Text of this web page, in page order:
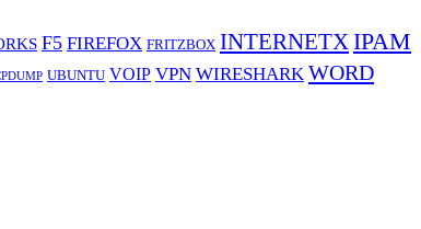
F5 FIREFOX FRITZBOX INTERNETXIPAM
UBUNTU VOIP VPN WIRESHARK WORD